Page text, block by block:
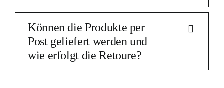
Können die Produkte per
Post geliefert werden und
wie erfolgt die Retoure?